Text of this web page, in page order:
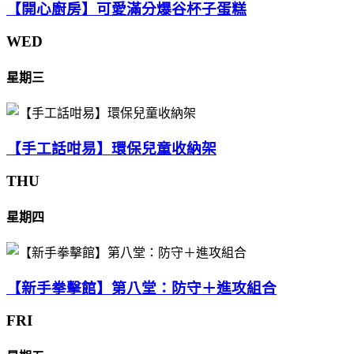
【開心廚房】可愛滿分爆谷杯子蛋糕
WED
星期三
【手工話咁易】環保兒童收納架
THU
星期四
【新手拳擊館】第八堂：防守＋進攻組合
FRI